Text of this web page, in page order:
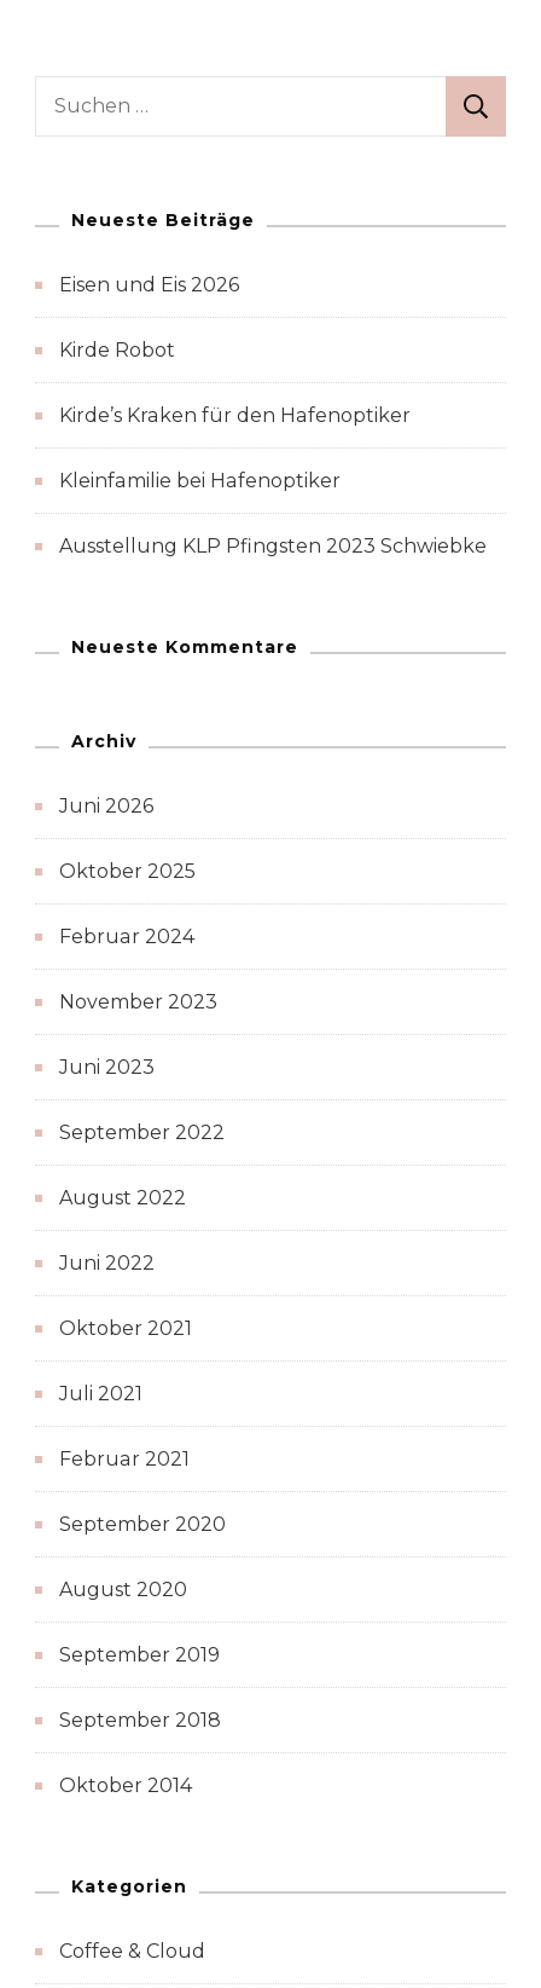
Suchen
Neueste Beiträge
Eisen und Eis 2026
Kirde Robot
Kirde’s Kraken für den Hafenoptiker
Kleinfamilie bei Hafenoptiker
Ausstellung KLP Pfingsten 2023 Schwiebke
Neueste Kommentare
Archiv
Juni 2026
Oktober 2025
Februar 2024
November 2023
Juni 2023
September 2022
August 2022
Juni 2022
Oktober 2021
Juli 2021
Februar 2021
September 2020
August 2020
September 2019
September 2018
Oktober 2014
Kategorien
Coffee & Cloud